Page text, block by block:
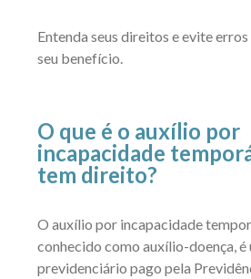
Entenda seus direitos e evite
seu benefício.
O que é o auxílio por
incapacidade
tem direito?
O auxílio por incapacidade
conhecido como auxílio-doença,
previdenciário pago pela